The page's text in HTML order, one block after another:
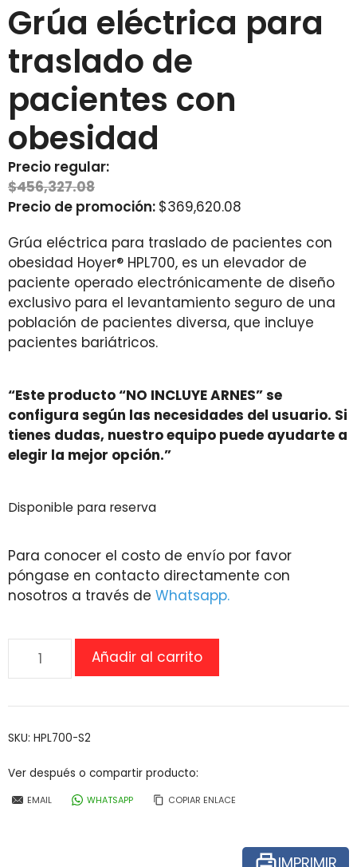
Grúa eléctrica para
traslado de
pacientes con
obesidad
Precio regular:
$456,327.08
Precio de promoción: $369,620.08
Grúa eléctrica para traslado de pacientes con
obesidad Hoyer® HPL700, es un elevador de
paciente operado electrónicamente de diseño
exclusivo para el levantamiento seguro de una
población de pacientes diversa, que incluye
pacientes bariátricos.
“Este producto “NO INCLUYE ARNES” se
configura según las necesidades del usuario. Si
tienes dudas, nuestro equipo puede ayudarte a
elegir la mejor opción.”
Disponible para reserva
Para conocer el costo de envío por favor
póngase en contacto directamente con
nosotros a través de Whatsapp.
eléctrica
traslado
pacientes
con
cantidad
Añadir al carrito
SKU: HPL700-S2
Ver después o compartir producto:
EMAIL WHATSAPP COPIAR ENLACE
IMPRIMIR